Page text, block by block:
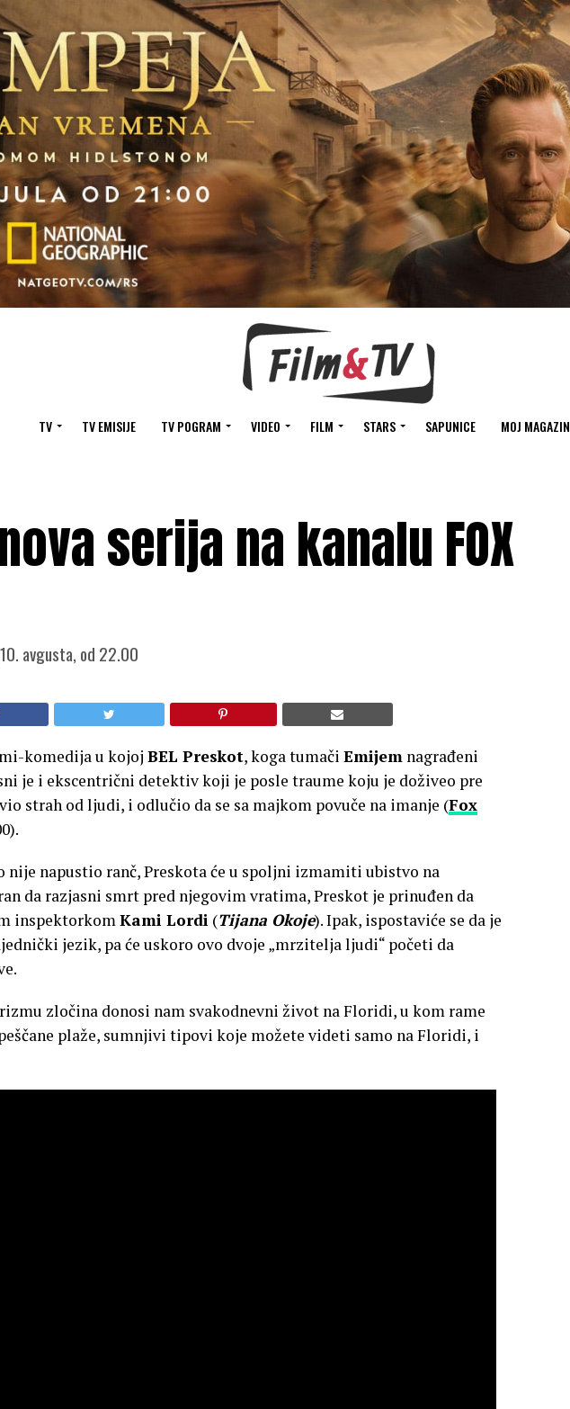
TV TV EMISIJE TV POGRAM VIDEO FILM STARS SAPUNICE MOJ MAGAZIN
nova serija na kanalu FOX
avgusta, od 22.00
komedija u kojoj BEL Preskot, koga tumači Emijem nagrađeni
je i ekscentrični detektiv koji je posle traume koju je doživeo pre
strah od ljudi, i odlučio da se sa majkom povuče na imanje (Fox
nije napustio ranč, Preskota će u spoljni izmamiti ubistvo na
da razjasni smrt pred njegovim vratima, Preskot je prinuđen da
inspektorkomKami Lordi (Tijana Okoje). Ipak, ispostaviće se da je
jezik, pa će uskoro ovo dvoje „mrzitelja ljudi“ početi da
zločina donosi nam svakodnevni život na Floridi, u kom rame
plaže, sumnjivi tipovi koje možete videti samo na Floridi, i